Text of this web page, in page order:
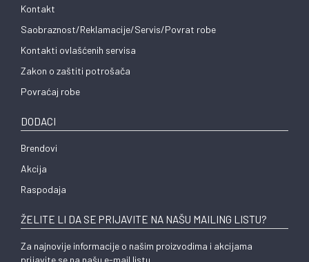
Kontakt
Saobraznost/Reklamacije/Servis/Povrat robe
Kontakti ovlašćenih servisa
Zakon o zaštiti potrošača
Povraćaj robe
DODACI
Brendovi
Akcija
Raspodaja
ŽELITE LI DA SE PRIJAVITE NA NAŠU MAILING LISTU?
Za najnovije informacije o našim proizvodima i akcijama
prijavite se na našu e-mail listu.